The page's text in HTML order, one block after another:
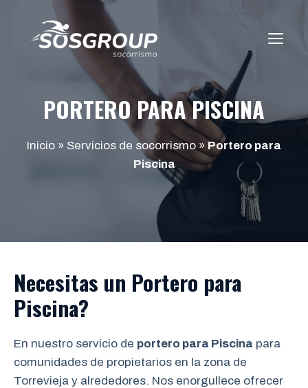
contenido
PORTERO PARA PISCINA
Inicio » Servicios de socorrismo » Portero para
Piscina
Necesitas un Portero para
Piscina?
En nuestro servicio de portero para Piscina para
comunidades de propietarios en la zona de
Torrevieja y alrededores. Nos enorgullece ofrecer